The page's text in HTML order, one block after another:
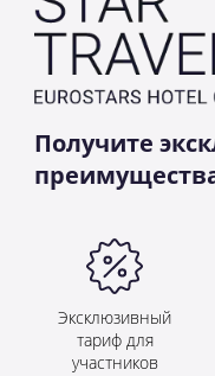
Получите
Эксклюзивный
тариф для
участников